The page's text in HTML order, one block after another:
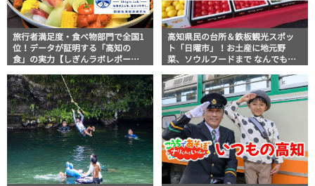
旅行者満足度・食べ物部門で全国1
位！データが証明する「高知の
食」の実力【しぎんラボレポー
高知県民の台所＆鉄板観光スポッ
ト「日曜市」！お土産に地元野
菜、ソウルフードまで なんでもそ
説！